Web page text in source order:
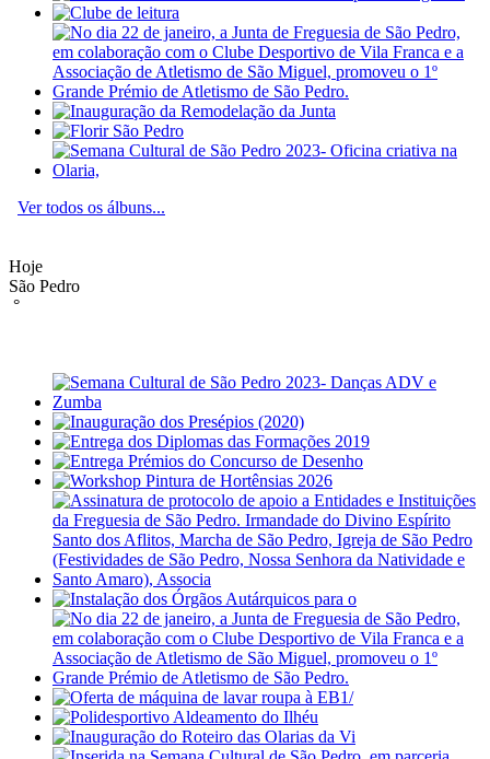
Ver todos os álbuns...
Hoje
São Pedro
°